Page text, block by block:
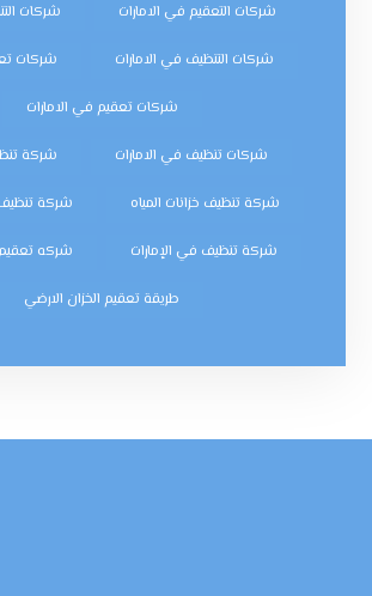
شركات التعقيم في الامارات شركات
شركات التنظيف في الامارات شركات
شركات تعقيم في الامارات
شركات تنظيف في الامارات شركة
شركة تنظيف خزانات المياه شركة
شركة تنظيف في الإمارات شركه تعقيم
طريقة تعقيم الخزان الارضي